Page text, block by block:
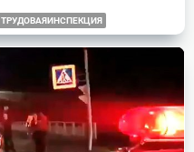
ТРУДОВАЯИНСПЕКЦИЯ